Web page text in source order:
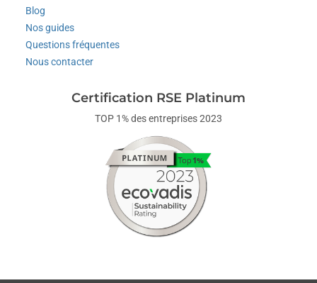
Blog
Nos guides
Questions fréquentes
Nous contacter
Certification RSE Platinum
TOP 1% des entreprises 2023